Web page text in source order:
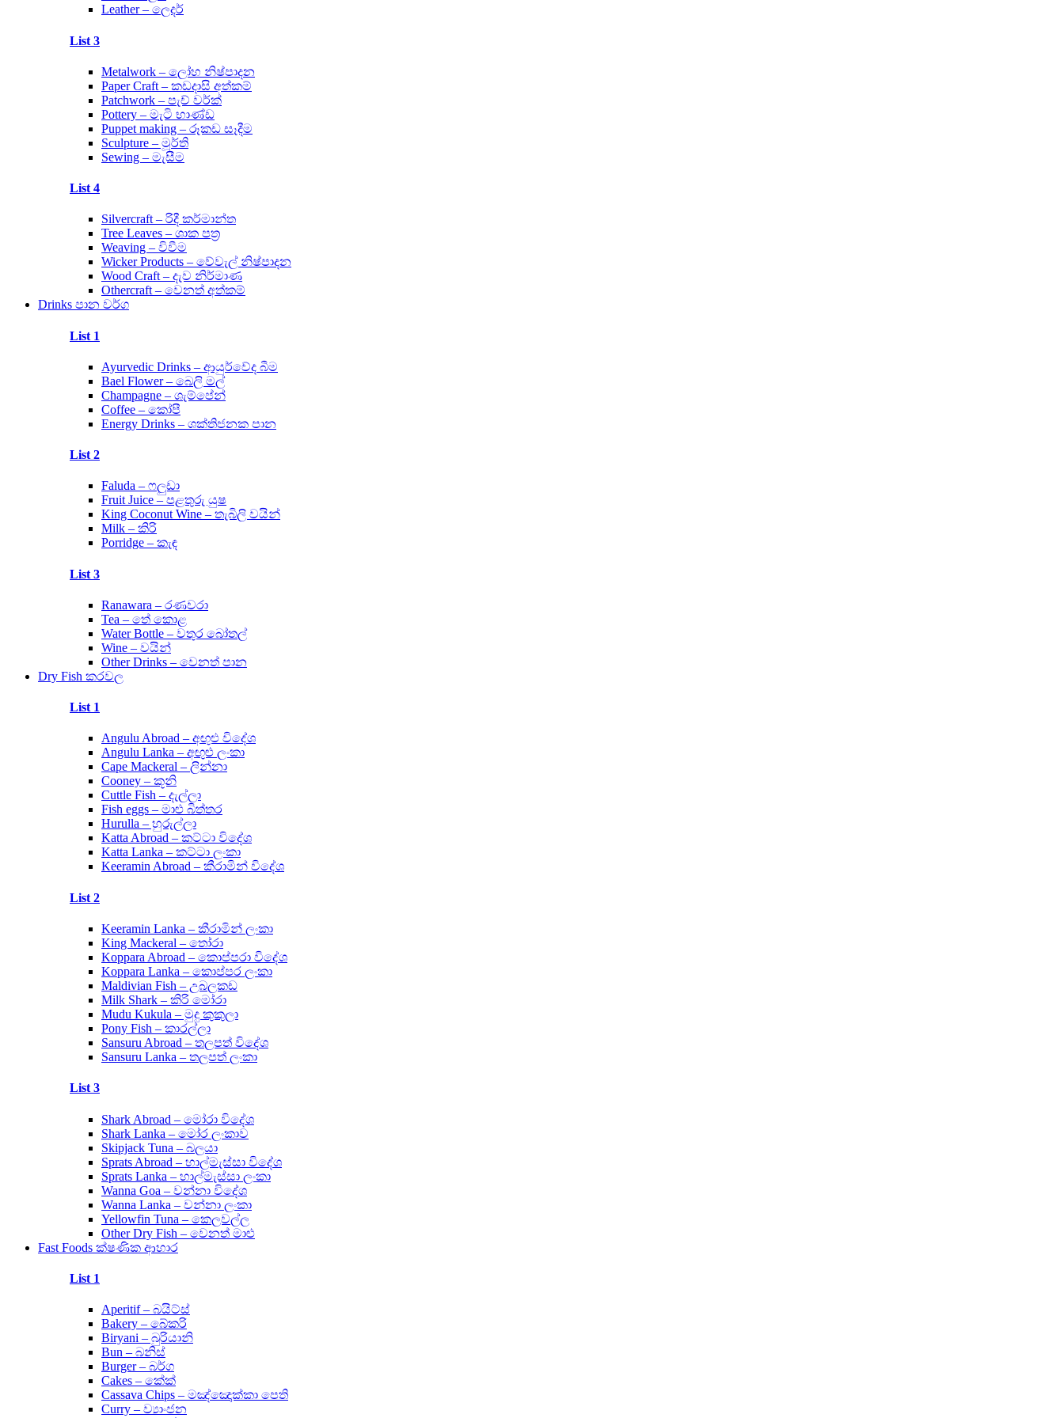
Leather – ලෙදර්
List 3
Metalwork – ලෝහ නිෂ්පාදන
Paper Craft – කඩදාසි අත්කම්
Patchwork – පැච් වර්ක්
Pottery – මැටි භාණ්ඩ
Puppet making – රූකඩ සෑදීම
Sculpture – මූර්ති
Sewing – මැසීම
List 4
Silvercraft – රිදී කර්මාන්ත
Tree Leaves – ශාක පත්‍ර
Weaving – විවීම
Wicker Products – වේවැල් නිෂ්පාදන
Wood Craft – දැව නිර්මාණ
Othercraft – වෙනත් අත්කම්
Drinks පාන වර්ග
List 1
Ayurvedic Drinks – ආයුර්වේද බීම
Bael Flower – බෙලි මල්
Champagne – ශැම්පේන්
Coffee – කෝපී
Energy Drinks – ශක්තිජනක පාන
List 2
Faluda – ෆලුඩා
Fruit Juice – පළතුරු යුෂ
King Coconut Wine – තැබිලි වයින්
Milk – කිරි
Porridge – කැඳ
List 3
Ranawara – රණවරා
Tea – තේ කොළ
Water Bottle – වතුර බෝතල්
Wine – වයින්
Other Drinks – වෙනත් පාන
Dry Fish කරවල
List 1
Angulu Abroad – අඟුළු විදේශ
Angulu Lanka – අඟුළු ලංකා
Cape Mackeral – ලින්නා
Cooney – කූනි
Cuttle Fish – දැල්ලා
Fish eggs – මාළු බිත්තර
Hurulla – හුරුල්ලා
Katta Abroad – කට්ටා විදේශ
Katta Lanka – කට්ටා ලංකා
Keeramin Abroad – කීරාමින් විදේශ
List 2
Keeramin Lanka – කීරාමින් ලංකා
King Mackeral – තෝරා
Koppara Abroad – කොප්පරා විදේශ
Koppara Lanka – කොප්පර ලංකා
Maldivian Fish – උබලකඩ
Milk Shark – කිරි මෝරා
Mudu Kukula – මුදු කුකුලා
Pony Fish – කාරල්ලා
Sansuru Abroad – තලපත් විදේශ
Sansuru Lanka – තලපත් ලංකා
List 3
Shark Abroad – මෝරා විදේශ
Shark Lanka – මෝර ලංකාව
Skipjack Tuna – බලයා
Sprats Abroad – හාල්මැස්සා විදේශ
Sprats Lanka – හාල්මැස්සා ලංකා
Wanna Goa – වන්නා විදේශ
Wanna Lanka – වන්නා ලංකා
Yellowfin Tuna – කෙලවල්ල
Other Dry Fish – වෙනත් මාළු
Fast Foods ක්ෂණික ආහාර
List 1
Aperitif – බයිට්ස්
Bakery – බේකරි
Biryani – බුරියානි
Bun – බනිස්
Burger – බර්ග
Cakes – කේක්
Cassava Chips – මඤ්ඤොක්කා පෙති
Curry – ව්‍යාංජන